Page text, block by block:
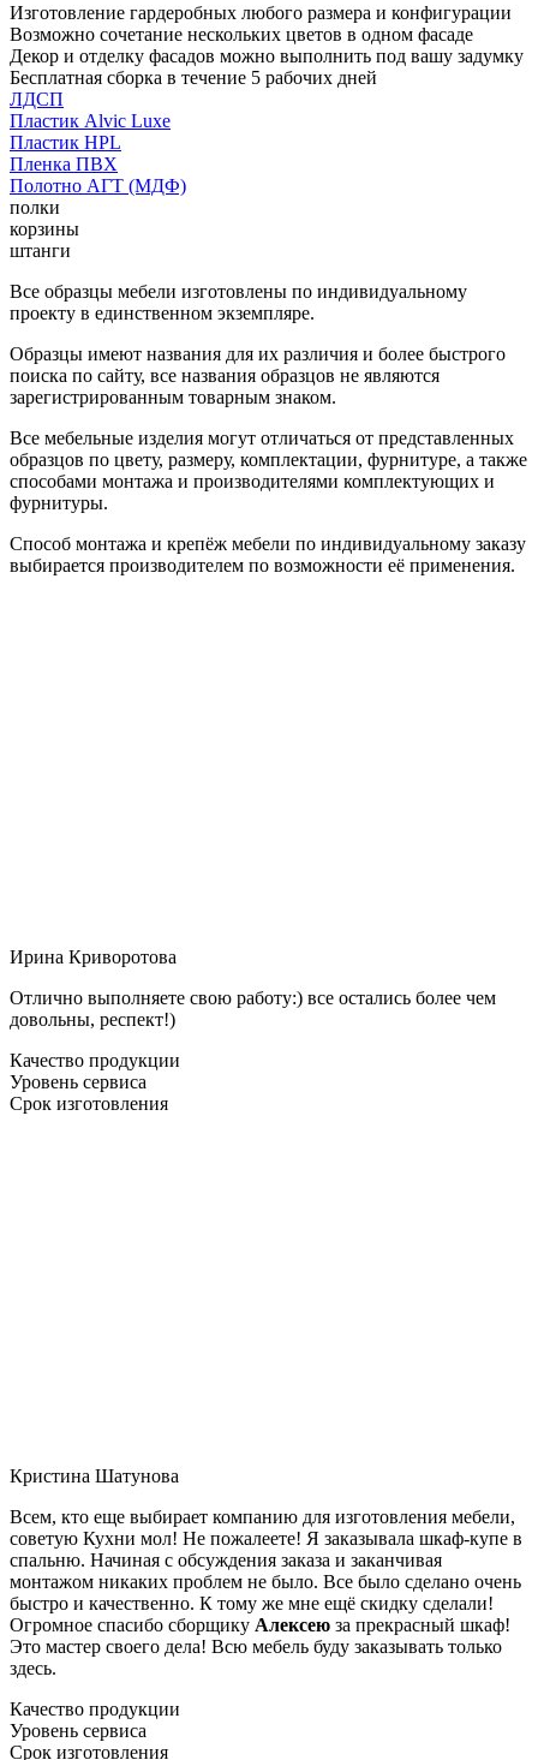
Изготовление гардеробных любого размера и конфигурации
Возможно сочетание нескольких цветов в одном фасаде
Декор и отделку фасадов можно выполнить под вашу задумку
Бесплатная сборка в течение 5 рабочих дней
ЛДСП
Пластик Alvic Luxe
Пластик HPL
Пленка ПВХ
Полотно АГТ (МДФ)
полки
корзины
штанги
Все образцы мебели изготовлены по индивидуальному
проекту в единственном экземпляре.
Образцы имеют названия для их различия и более быстрого
поиска по сайту, все названия образцов не являются
зарегистрированным товарным знаком.
Все мебельные изделия могут отличаться от представленных
образцов по цвету, размеру, комплектации, фурнитуре, а также
способами монтажа и производителями комплектующих и
фурнитуры.
Способ монтажа и крепёж мебели по индивидуальному заказу
выбирается производителем по возможности её применения.
Ирина Криворотова
Отлично выполняете свою работу:) все остались более чем
довольны, респект!)
Качество продукции
Уровень сервиса
Срок изготовления
Кристина Шатунова
Всем, кто еще выбирает компанию для изготовления мебели,
советую Кухни мол! Не пожалеете! Я заказывала шкаф-купе в
спальню. Начиная с обсуждения заказа и заканчивая
монтажом никаких проблем не было. Все было сделано очень
быстро и качественно. К тому же мне ещё скидку сделали!
Огромное спасибо сборщику Алексею за прекрасный шкаф!
Это мастер своего дела! Всю мебель буду заказывать только
здесь.
Качество продукции
Уровень сервиса
Срок изготовления